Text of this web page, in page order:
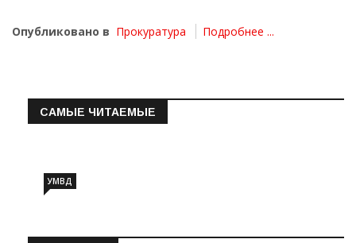
Опубликовано в Прокуратура Подробнее ...
САМЫЕ ЧИТАЕМЫЕ
УМВД